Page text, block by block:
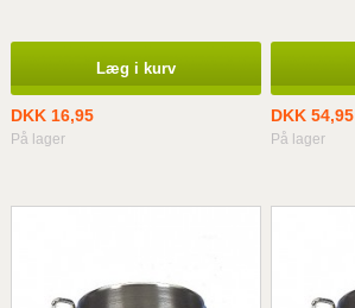
Læg i kurv
DKK 16,95
På lager
DKK 54,95
På lager